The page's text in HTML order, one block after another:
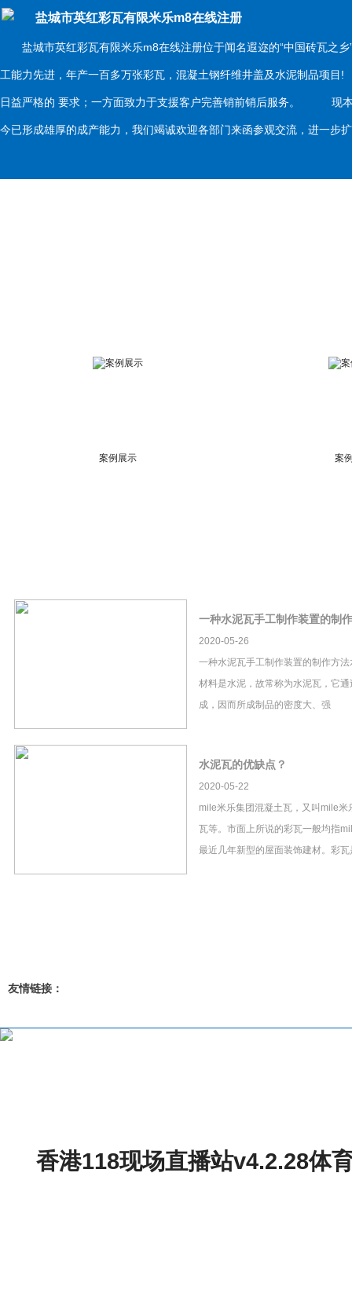
盐城市英红彩瓦有限米乐m8在线注册
盐城市英红彩瓦有限米乐m8在线注册位于闻名遐迩的“中国砖瓦之乡
工能力先进，年产一百多万张彩瓦，混凝土钢纤维井盖及水泥制品项
日益严格的 要求；一方面致力于支援客户完善销前销后服务。 现本
今已形成雄厚的成产能力，我们竭诚欢迎各部门来函参观交流，进一
案例展示 案
一种水泥瓦手工制作装置的制
2020-05-26
一种水泥瓦手工制作装置的制作方
材料是水泥，故常称为水泥瓦，它
成，因而所成制品的密度大、强
水泥瓦的优缺点？
2020-05-22
mile米乐集团混凝土瓦，又叫mile米
瓦等。市面上所说的彩瓦一般均指
最近几年新型的屋面装饰建材。彩
友情链接：
香港118现场直播站v4.2.28体